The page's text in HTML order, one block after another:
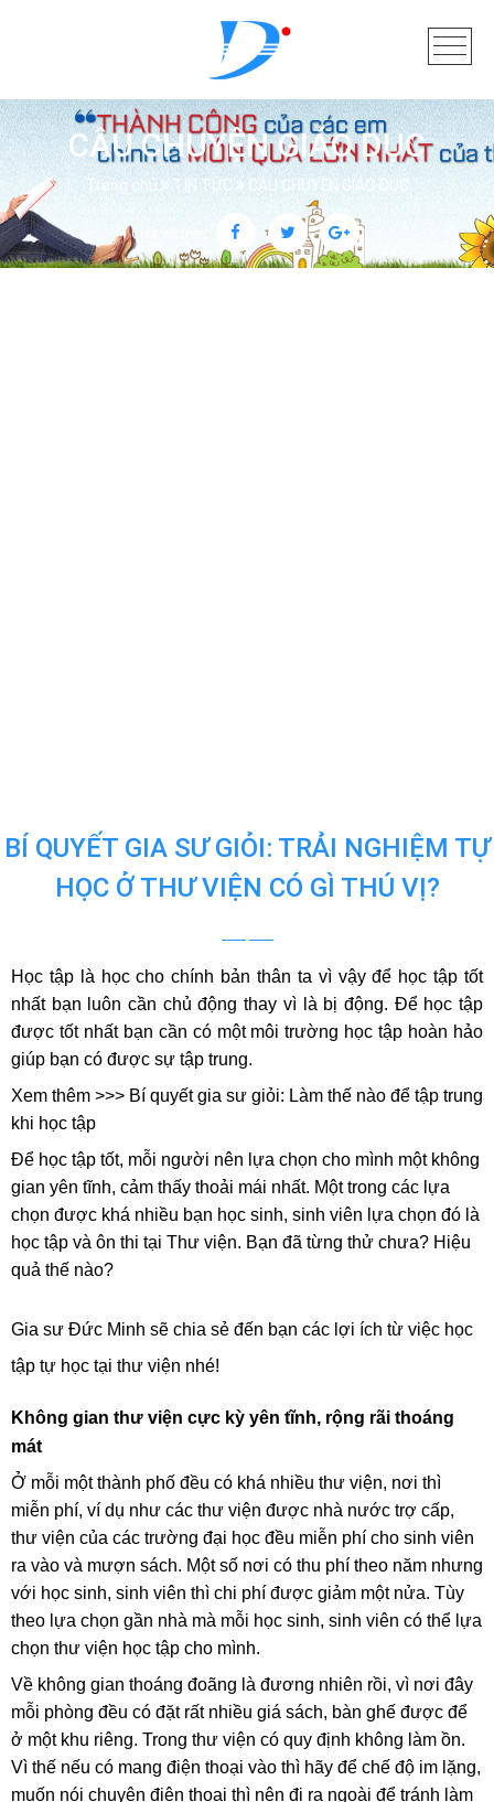
CÂU CHUYỆN GIÁO DỤC
Trang chủ TIN TỨC CÂU CHUYỆN GIÁO DỤC
Chia sẻ trên:
BÍ QUYẾT GIA SƯ GIỎI: TRẢI NGHIỆM TỰ
HỌC Ở THƯ VIỆN CÓ GÌ THÚ VỊ?
Học tập là học cho chính bản thân ta vì vậy để học tập tốt
nhất bạn luôn cần chủ động thay vì là bị động. Để học tập
được tốt nhất bạn cần có một môi trường học tập hoàn hảo
giúp bạn có được sự tập trung.
Xem thêm >>> Bí quyết gia sư giỏi: Làm thế nào để tập trung
khi học tập
Để học tập tốt, mỗi người nên lựa chọn cho mình một không
gian yên tĩnh, cảm thấy thoải mái nhất. Một trong các lựa
chọn được khá nhiều bạn học sinh, sinh viên lựa chọn đó là
học tập và ôn thi tại Thư viện. Bạn đã từng thử chưa? Hiệu
quả thế nào?
Gia sư Đức Minh sẽ chia sẻ đến bạn các lợi ích từ việc học
tập tự học tại thư viện nhé!
Không gian thư viện cực kỳ yên tĩnh, rộng rãi thoáng
mát
Ở mỗi một thành phố đều có khá nhiều thư viện, nơi thì
miễn phí, ví dụ như các thư viện được nhà nước trợ cấp,
thư viện của các trường đại học đều miễn phí cho sinh viên
ra vào và mượn sách. Một số nơi có thu phí theo năm nhưng
với học sinh, sinh viên thì chi phí được giảm một nửa. Tùy
theo lựa chọn gần nhà mà mỗi học sinh, sinh viên có thể lựa
chọn thư viện học tập cho mình.
Về không gian thoáng đoãng là đương nhiên rồi, vì nơi đây
mỗi phòng đều có đặt rất nhiều giá sách, bàn ghế được để
ở một khu riêng. Trong thư viện có quy định không làm ồn.
Vì thế nếu có mang điện thoại vào thì hãy để chế độ im lặng,
muốn nói chuyện điện thoại thì nên đi ra ngoài để tránh làm